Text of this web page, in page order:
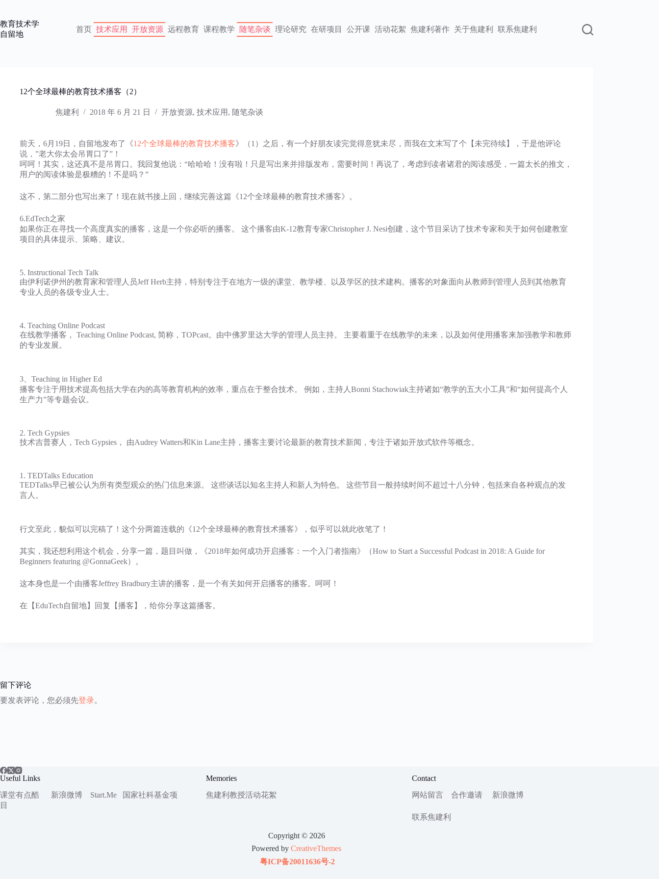
内
容
教育技术学
自留地
首页 技术应用 开放资源 远程教育 课程教学 随笔杂谈 理论研究 在研项目 公开课 活动花絮 焦建利著作 关于焦建利 联系焦建利
12个全球最棒的教育技术播客（2）
焦建利 2018 年 6 月 21 日 开放资源, 技术应用 , 随笔杂谈
前天，6月19日，自留地发布了《12个全球最棒的教育技术播客》（1）之后，有一个好朋友读完觉得意犹未尽，而我在文末写了个【未完待续】，于是他评论
说，”老大你太会吊胃口了”！
呵呵！其实，这还真不是吊胃口。我回复他说：“哈哈哈！没有啦！只是写出来并排版发布，需要时间！再说了，考虑到读者诸君的阅读感受，一篇太长的推文，
用户的阅读体验是极糟的！不是吗？”
这不，第二部分也写出来了！现在就书接上回，继续完善这篇《12个全球最棒的教育技术播客》。
6.EdTech之家
如果你正在寻找一个高度真实的播客，这是一个你必听的播客。 这个播客由K-12教育专家Christopher J. Nesi创建，这个节目采访了技术专家和关于如何创建教室
项目的具体提示、策略、建议。
5. Instructional Tech Talk
由伊利诺伊州的教育家和管理人员Jeff Herb主持，特别专注于在地方一级的课堂、教学楼、以及学区的技术建构。播客的对象面向从教师到管理人员到其他教育
专业人员的各级专业人士。
4. Teaching Online Podcast
在线教学播客， Teaching Online Podcast, 简称，TOPcast。由中佛罗里达大学的管理人员主持。 主要着重于在线教学的未来，以及如何使用播客来加强教学和教师
的专业发展。
3、Teaching in Higher Ed
播客专注于用技术提高包括大学在内的高等教育机构的效率，重点在于整合技术。 例如，主持人Bonni Stachowiak主持诸如“教学的五大小工具”和“如何提高个人
生产力”等专题会议。
2. Tech Gypsies
技术吉普赛人，Tech Gypsies， 由Audrey Watters和Kin Lane主持，播客主要讨论最新的教育技术新闻，专注于诸如开放式软件等概念。
1. TEDTalks Education
TEDTalks早已被公认为所有类型观众的热门信息来源。 这些谈话以知名主持人和新人为特色。 这些节目一般持续时间不超过十八分钟，包括来自各种观点的发
言人。
行文至此，貌似可以完稿了！这个分两篇连载的《12个全球最棒的教育技术播客》，似乎可以就此收笔了！
其实，我还想利用这个机会，分享一篇，题目叫做，《2018年如何成功开启播客：一个入门者指南》（How to Start a Successful Podcast in 2018: A Guide for
Beginners featuring @GonnaGeek）。
这本身也是一个由播客Jeffrey Bradbury主讲的播客，是一个有关如何开启播客的播客。呵呵！
在【EduTech自留地】回复【播客】，给你分享这篇播客。
留下评论
要发表评论，您必须先登录。
Useful Links
课堂有点酷
新浪微博 Start.Me 国家社科基金项
目
Memories
焦建利教授活动花絮
Contact
网站留言
合作邀请 新浪微博
联系焦建利
Copyright © 2026
Powered byCreativeThemes
粤ICP备20011636号-2